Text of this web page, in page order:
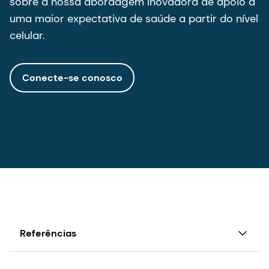
uma maior expectativa de saúde a partir do nível
celular.
Conecte-se conosco
Referências